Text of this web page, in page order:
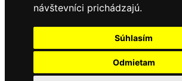
návštevníci prichádzajú.
Súhlasím
Odmietam